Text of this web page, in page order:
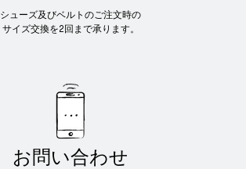
シューズ及びベルトのご注文時の
サイズ交換を2回まで承ります。
お問い合わせ